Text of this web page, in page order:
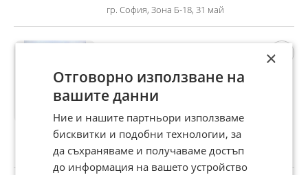
гр. София, Зона Б-18, 31 май
Дава под наем ПРОМ.
област Перник
550 €
1 075,71 лв
Цената е с включен ДДС
с. Углярци, Перник, 31 май
×
Отговорно използване на
вашите данни
Ние и нашите партньори използваме
бисквитки и подобни технологии, за
да съхраняваме и получаваме достъп
до информация на вашето устройство